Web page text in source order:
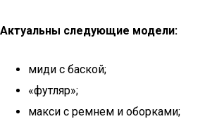
Актуальны следующие модели:
миди с баской;
«футляр»;
макси с ремнем и оборками;